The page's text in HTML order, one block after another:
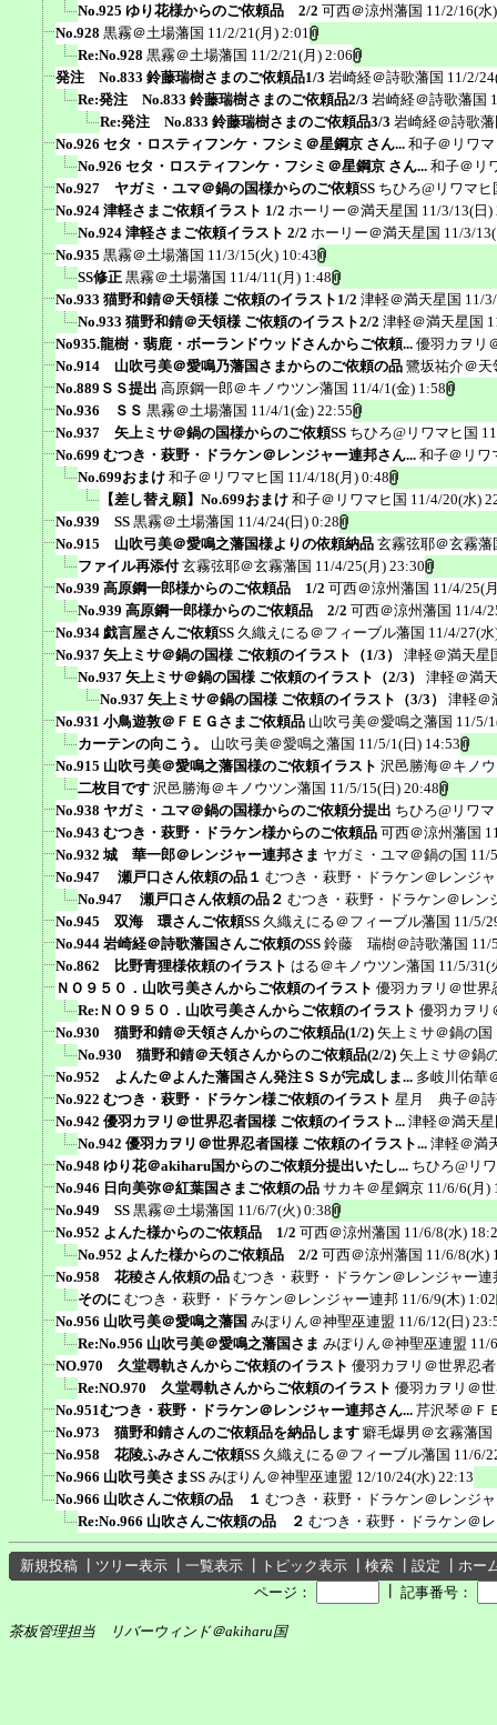
No.925 ゆり花様からのご依頼品 2/2 可西＠涼州藩国 11/2/16(水
No.928 黒霧＠土場藩国 11/2/21(月) 2:01
Re:No.928 黒霧＠土場藩国 11/2/21(月) 2:06
発注 No.833 鈴藤瑞樹さまのご依頼品1/3 岩崎経＠詩歌藩国 11/2/
Re:発注 No.833 鈴藤瑞樹さまのご依頼品2/3 岩崎経＠詩歌藩国
Re:発注 No.833 鈴藤瑞樹さまのご依頼品3/3 岩崎経＠詩歌
No.926 セタ・ロスティフンケ・フシミ＠星鋼京 さん... 和子＠リワ
No.926 セタ・ロスティフンケ・フシミ＠星鋼京 さん... 和子＠リ
No.927 ヤガミ・ユマ＠鍋の国様からのご依頼SS ちひろ@リワマヒ
No.924 津軽さまご依頼イラスト 1/2 ホーリー＠満天星国 11/3/13(日)
No.924 津軽さまご依頼イラスト 2/2 ホーリー＠満天星国 11/3/
No.935 黒霧＠土場藩国 11/3/15(火) 10:43
SS修正 黒霧＠土場藩国 11/4/11(月) 1:48
No.933 猫野和錆＠天領様 ご依頼のイラスト1/2 津軽＠満天星国 11/
No.933 猫野和錆＠天領様 ご依頼のイラスト2/2 津軽＠満天星国
No935.龍樹・翡鹿・ボーランドウッドさんからご依頼... 優羽カヲリ
No.914 山吹弓美＠愛鳴乃藩国さまからのご依頼の品 鷺坂祐介＠天
No.889ＳＳ提出 高原鋼一郎＠キノウツン藩国 11/4/1(金) 1:58
No.936 ＳＳ 黒霧＠土場藩国 11/4/1(金) 22:55
No.937 矢上ミサ＠鍋の国様からのご依頼SS ちひろ@リワマヒ国
No.699 むつき・萩野・ドラケン＠レンジャー連邦さん... 和子＠リワ
No.699おまけ 和子＠リワマヒ国 11/4/18(月) 0:48
【差し替え願】No.699おまけ 和子＠リワマヒ国 11/4/20(水)
No.939 SS 黒霧＠土場藩国 11/4/24(日) 0:28
No.915 山吹弓美＠愛鳴之藩国様よりの依頼納品 玄霧弦耶＠玄霧藩
ファイル再添付 玄霧弦耶＠玄霧藩国 11/4/25(月) 23:30
No.939 高原鋼一郎様からのご依頼品 1/2 可西＠涼州藩国 11/4/25(
No.939 高原鋼一郎様からのご依頼品 2/2 可西＠涼州藩国 11/4/
No.934 戯言屋さんご依頼SS 久織えにる＠フィーブル藩国 11/4/27(
No.937 矢上ミサ＠鍋の国様 ご依頼のイラスト（1/3）
津軽＠満天星
No.937 矢上ミサ＠鍋の国様 ご依頼のイラスト（2/3）
津軽＠満
No.937 矢上ミサ＠鍋の国様 ご依頼のイラスト（3/3）
津軽＠
No.931 小鳥遊敦＠ＦＥＧさまご依頼品 山吹弓美＠愛鳴之藩国 11/5/
カーテンの向こう。
山吹弓美＠愛鳴之藩国 11/5/1(日) 14:53
No.915 山吹弓美＠愛鳴之藩国様のご依頼イラスト 沢邑勝海＠キノ
二枚目です 沢邑勝海＠キノウツン藩国 11/5/15(日) 20:48
No.938 ヤガミ・ユマ＠鍋の国様からのご依頼分提出 ちひろ@リワ
No.943 むつき・萩野・ドラケン様からのご依頼品 可西＠涼州藩国
No.932 城 華一郎＠レンジャー連邦さま ヤガミ・ユマ＠鍋の国 11/
No.947 瀬戸口さん依頼の品１ むつき・萩野・ドラケン＠レンジ
No.947 瀬戸口さん依頼の品２ むつき・萩野・ドラケン＠レン
No.945 双海 環さんご依頼SS 久織えにる＠フィーブル藩国 11/5/
No.944 岩崎経＠詩歌藩国さんご依頼のSS 鈴藤 瑞樹＠詩歌藩国 11/
No.862 比野青狸様依頼のイラスト はる＠キノウツン藩国 11/5/31(
ＮＯ９５０．山吹弓美さんからご依頼のイラスト 優羽カヲリ＠世界
Re:ＮＯ９５０．山吹弓美さんからご依頼のイラスト 優羽カヲリ
No.930 猫野和錆＠天領さんからのご依頼品(1/2) 矢上ミサ＠鍋の国
No.930 猫野和錆＠天領さんからのご依頼品(2/2) 矢上ミサ＠鍋
No.952 よんた＠よんた藩国さん発注ＳＳが完成しま... 多岐川佑華
No.922 むつき・萩野・ドラケン様ご依頼のイラスト 星月 典子＠詩
No.942 優羽カヲリ＠世界忍者国様 ご依頼のイラスト... 津軽＠満天
No.942 優羽カヲリ＠世界忍者国様 ご依頼のイラスト... 津軽＠満
No.948 ゆり花＠akiharu国からのご依頼分提出いたし... ちひろ@リ
No.946 日向美弥＠紅葉国さまご依頼の品 サカキ＠星鋼京 11/6/6(月)
No.949 SS 黒霧＠土場藩国 11/6/7(火) 0:38
No.952 よんた様からのご依頼品 1/2 可西＠涼州藩国 11/6/8(水)
No.952 よんた様からのご依頼品 2/2 可西＠涼州藩国 11/6/8(水)
No.958 花稜さん依頼の品 むつき・萩野・ドラケン＠レンジャー連
そのに むつき・萩野・ドラケン＠レンジャー連邦 11/6/9(木) 1:02
No.956 山吹弓美＠愛鳴之藩国 みぽりん＠神聖巫連盟 11/6/12(日)
Re:No.956 山吹弓美＠愛鳴之藩国さま みぽりん＠神聖巫連盟 11/
NO.970 久堂尋軌さんからご依頼のイラスト 優羽カヲリ＠世界忍
Re:NO.970 久堂尋軌さんからご依頼のイラスト 優羽カヲリ＠
No.951むつき・萩野・ドラケン＠レンジャー連邦さん... 芹沢琴＠Ｆ
No.973 猫野和錆さんのご依頼品を納品します 癖毛爆男＠玄霧藩国
No.958 花陵ふみさんご依頼SS 久織えにる＠フィーブル藩国 11/6/
No.966 山吹弓美さまSS みぽりん＠神聖巫連盟 12/10/24(水) 22:13
No.966 山吹さんご依頼の品 １ むつき・萩野・ドラケン＠レンジ
Re:No.966 山吹さんご依頼の品 ２ むつき・萩野・ドラケン＠
新規投稿 ツリー表示 一覧表示 トピック表示 検索 設定
ホー
ページ：
記事番号：
茶板管理担当 リバーウィンド＠akiharu国